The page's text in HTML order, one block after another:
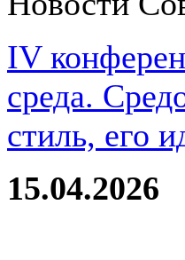
IV
среда.
стиль, его
15.04.2026